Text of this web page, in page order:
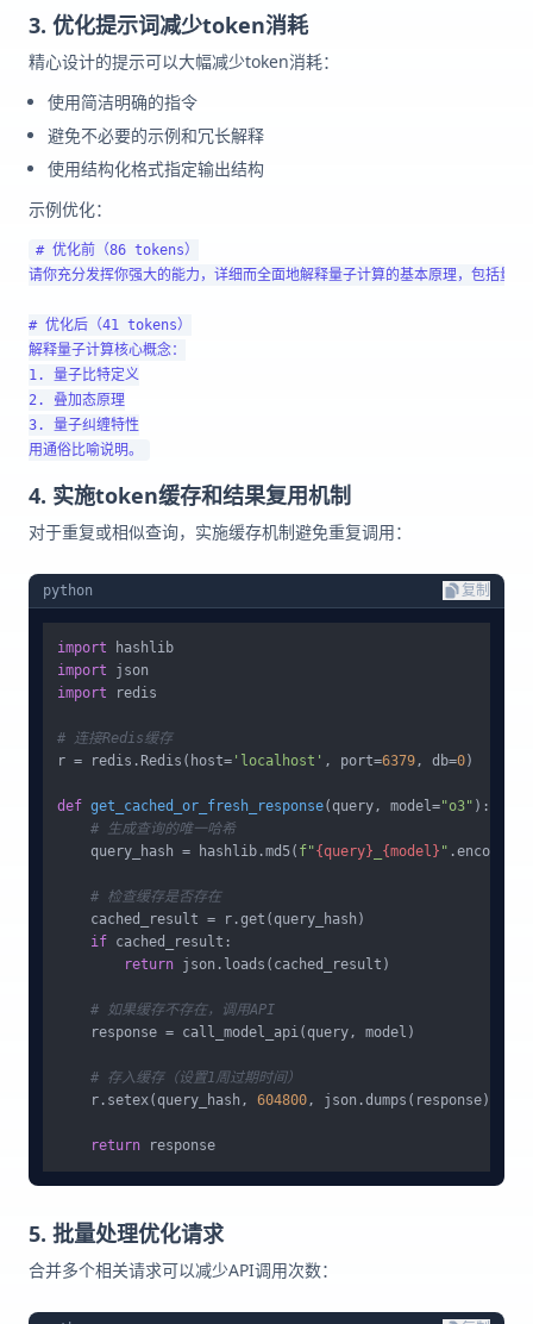
3. 优化提示词减少token消耗
精心设计的提示可以大幅减少token消耗：
使用简洁明确的指令
避免不必要的示例和冗长解释
使用结构化格式指定输出结构
示例优化：
# 优化前（86 tokens）
请你充分发挥你强大的能力，详细而全面地解释量子计算的基本原理，包括量
# 优化后（41 tokens）
解释量子计算核心概念：
1. 量子比特定义
2. 叠加态原理
3. 量子纠缠特性
4. 实施token缓存和结果复用机制
对于重复或相似查询，实施缓存机制避免重复调用：
python 复制
import
import
import redis
# 连接Redis缓存
r = redis.Redis(host= 'localhost' , port=6379, db=0)
def get_cached_or_fresh_response(query, model="o3" ):
# 生成查询的唯一哈希
    query_hash = hashlib.md5(
f"{query} {model} "
# 检查缓存是否存在
    cached_result = r.get(query_hash)
if cached_result:
return json.loads(cached_result)
# 如果缓存不存在，调用API
    response = call_model_api(query, model)
# 存入缓存（设置1周过期时间）
    r.setex(query_hash,
604800, json.dumps(response))
return
5. 批量处理优化请求
合并多个相关请求可以减少API调用次数：